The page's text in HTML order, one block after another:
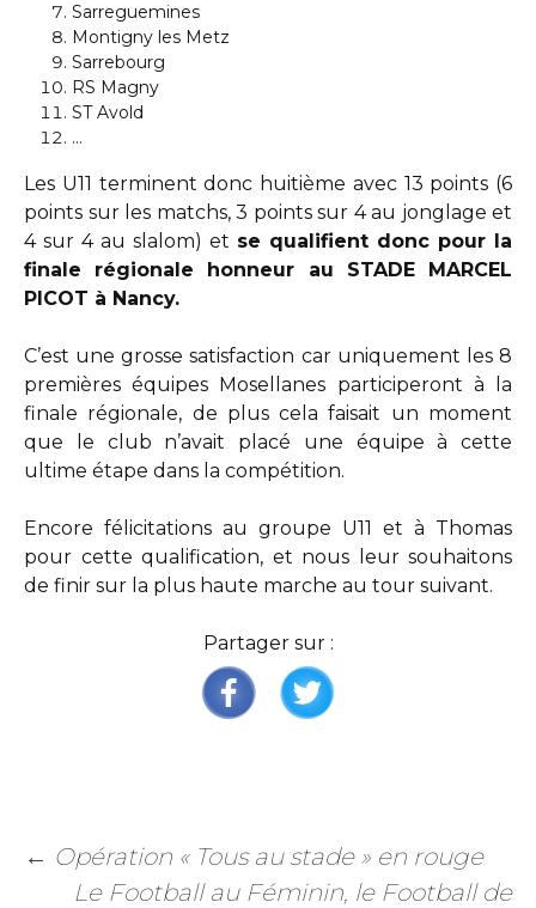
Sarreguemines
Montigny les Metz
Sarrebourg
RS Magny
ST Avold
…
Les U11 terminent donc huitième avec 13 points (6
points sur les matchs, 3 points sur 4 au jonglage et
4 sur 4 au slalom) et se qualifient donc pour la
finale régionale honneur au STADE MARCEL
PICOT à Nancy.
C’est une grosse satisfaction car uniquement les 8
premières équipes Mosellanes participeront à la
finale régionale, de plus cela faisait un moment
que le club n’avait placé une équipe à cette
ultime étape dans la compétition.
Encore félicitations au groupe U11 et à Thomas
pour cette qualification, et nous leur souhaitons
de finir sur la plus haute marche au tour suivant.
Partager sur :
← Opération « Tous au stade » en rouge
Le Football au Féminin, le Football de